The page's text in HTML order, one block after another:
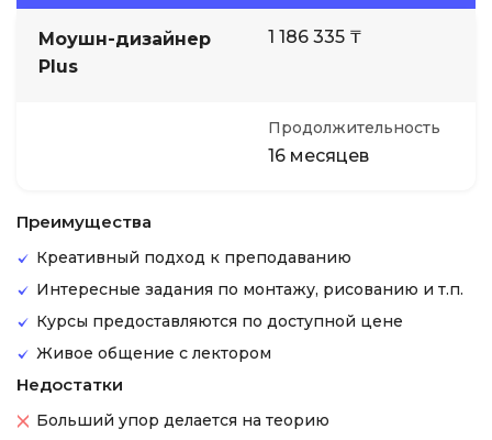
Моушн-дизайнер
Plus
1 186 335 ₸
Продолжительность
16 месяцев
Преимущества
Креативный подход к преподаванию
Интересные задания по монтажу, рисованию и т.п.
Курсы предоставляются по доступной цене
Живое общение с лектором
Недостатки
Больший упор делается на теорию